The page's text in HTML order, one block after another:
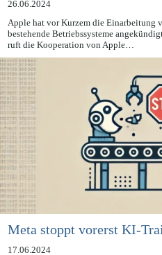
26.06.2024
Apple hat vor Kurzem die Einarbeitung
bestehende Betriebssysteme
ruft die Kooperation von Apple…
Meta stoppt vorerst KI-